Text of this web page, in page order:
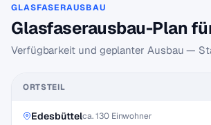
GLASFASERAUSBAU
Glasfaserausbau-Plan
Verfügbarkeit und geplanter Ausbau —
ORTSTEIL
Edesbüttelca. 130 Einwohner